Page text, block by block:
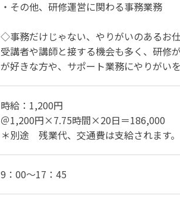
・その他、研修運営に関わる事務業務
◇事務だけじゃない、やりがいのあるお仕
受講者や講師と接する機会も多く、研修
が好きな方や、サポート業務にやりがい
時給：1,200円
＠1,200円×7.75時間×20日＝186,000
＊別途 残業代、交通費は支給されます。
9：00～17：45